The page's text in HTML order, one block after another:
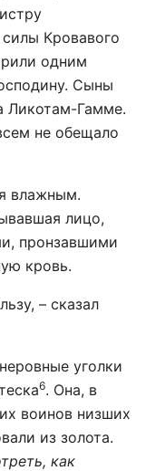
Кровавого
одним
Сыны
Ликотам-Гамме.
не обещало
влажным.
лицо,
пронзавшими
кровь.
– сказал
уголки
6. Она, в
воинов низших
из золота.
как